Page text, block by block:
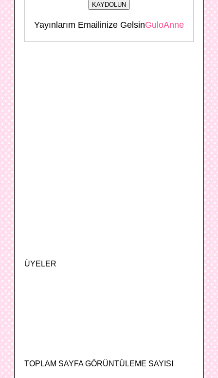
Yayınlarım Emailinize GelsinGuloAnne
ÜYELER
TOPLAM SAYFA GÖRÜNTÜLEME SAYISI